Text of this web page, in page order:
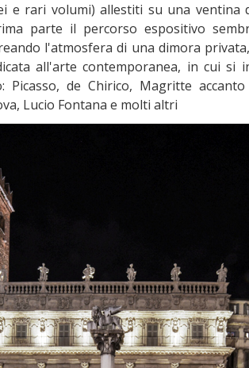
e rari volumi) allestiti su una ventina
parte il percorso espositivo
l'atmosfera di una dimora
all'arte contemporanea, in cui si
Picasso, de Chirico, Magritte
Lucio Fontana e molti altri